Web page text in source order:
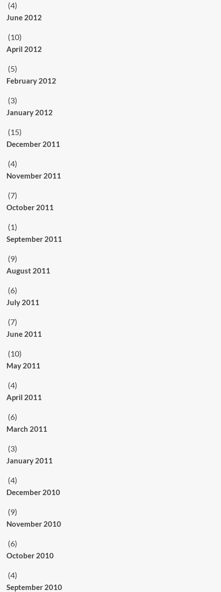
(4)
June 2012
(10)
April 2012
(5)
February 2012
(3)
January 2012
(15)
December 2011
(4)
November 2011
(7)
October 2011
(1)
September 2011
(9)
August 2011
(6)
July 2011
(7)
June 2011
(10)
May 2011
(4)
April 2011
(6)
March 2011
(3)
January 2011
(4)
December 2010
(9)
November 2010
(6)
October 2010
(4)
September 2010